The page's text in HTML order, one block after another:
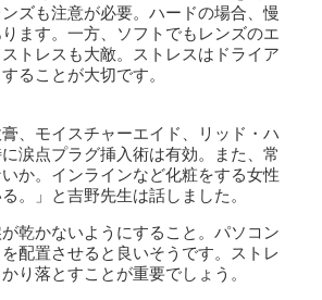
ズも注意が必要。ハードの場合、慢
ます。一方、ソフトでもレンズのエ
トレスも大敵。ストレスはドライア
ることが大切です。
、モイスチャーエイド、リッド・ハ
涙点プラグ挿入術は有効。また、常
か。インラインなど化粧をする女性
。」と吉野先生は話しました。
乾かないようにすること。パソコン
配置させると良いそうです。ストレ
り落とすことが重要でしょう。